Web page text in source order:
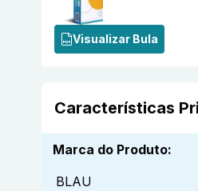
Visualizar Bula
Características
Marca do Produto:
BLAU